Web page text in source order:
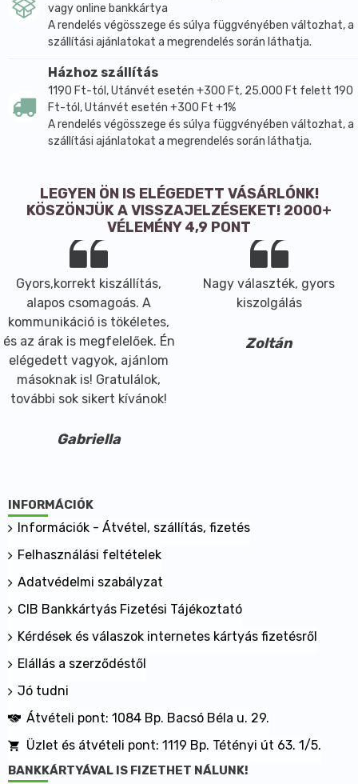
vagy online bankkártya
A rendelés végösszege és súlya függvényében változhat, a
szállítási ajánlatokat a megrendelés során láthatja.
Házhoz szállítás
1190 Ft-tól, Utánvét esetén +300 Ft, 25.000 Ft felett 190
Ft-tól, Utánvét esetén +300 Ft +1%
A rendelés végösszege és súlya függvényében változhat, a
szállítási ajánlatokat a megrendelés során láthatja.
LEGYEN ÖN IS ELÉGEDETT VÁSÁRLÓNK!
KÖSZÖNJÜK A VISSZAJELZÉSEKET! 2000+
VÉLEMÉNY 4,9 PONT
Gyors,korrekt kiszállítás,
alapos csomagoás. A
kommunikáció is tökéletes,
és az árak is megfelelőek. Én
elégedett vagyok, ajánlom
másoknak is! Gratulálok,
további sok sikert kívánok!
Gabriella
Nagy választék, gyors
kiszolgálás
Zoltán
INFORMÁCIÓK
Információk - Átvétel, szállítás, fizetés
Felhasználási feltételek
Adatvédelmi szabályzat
CIB Bankkártyás Fizetési Tájékoztató
Kérdések és válaszok internetes kártyás fizetésről
Elállás a szerződéstől
Jó tudni
Átvételi pont: 1084 Bp. Bacsó Béla u. 29.
Üzlet és átvételi pont: 1119 Bp. Tétényi út 63. 1/5.
BANKKÁRTYÁVAL IS FIZETHET NÁLUNK!